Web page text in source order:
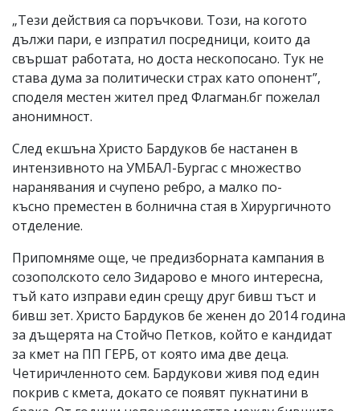
„Тези действия са поръчкови. Този, на когото
дължи пари, е изпратил посредници, които да
свършат работата, но доста нескопосано. Тук не
става дума за политически страх като опонент”,
споделя местен жител пред Флагман.бг пожелал
анонимност.
След екшъна Христо Бардуков бе настанен в
интензивното на УМБАЛ-Бургас с множество
наранявания и счупено ребро, а малко по-
късно преместен в болнична стая в Хирургичното
отделение.
Припомняме още, че предизборната кампания в
созополското село Зидарово е много интересна,
тъй като изправи един срещу друг бивш тъст и
бивш зет. Христо Бардуков бе женен до 2014 година
за дъщерята на Стойчо Петков, който е кандидат
за кмет на ПП ГЕРБ, от която има две деца.
Четиричленното сем. Бардукови живя под един
покрив с кмета, докато се появят пукнатини в